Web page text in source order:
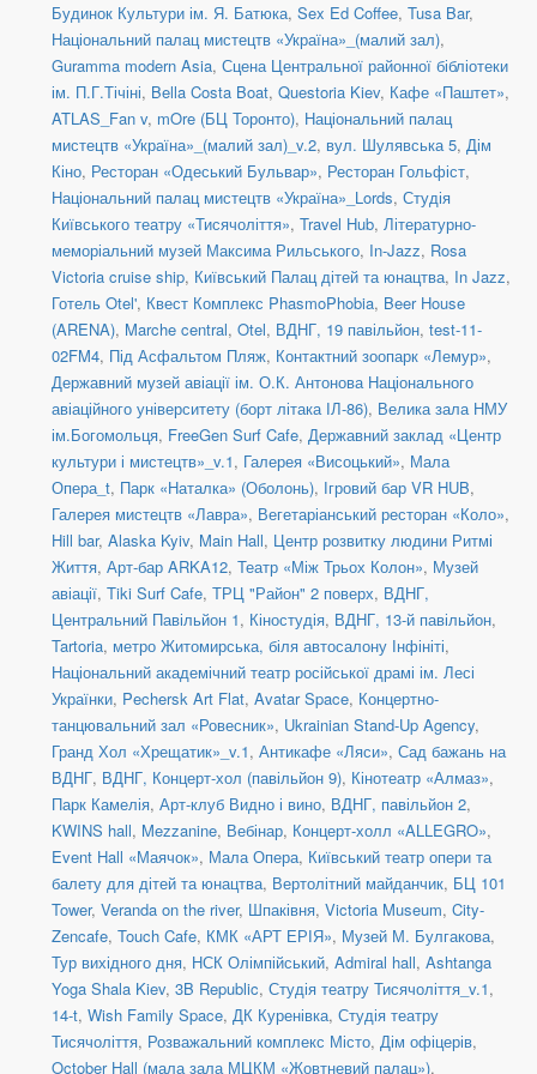
Будинок Культури ім. Я. Батюка, Sex Ed Coffee, Tusa Bar,
Національний палац мистецтв «Україна»_(малий зал),
Guramma modern Asia, Сцена Центральної районної бібліотеки
ім. П.Г.Тічіні, Bella Costa Boat, Questoria Kiev, Кафе «Паштет»,
ATLAS_Fan v, mOre (БЦ Торонто), Національний палац
мистецтв «Україна»_(малий зал)_v.2, вул. Шулявська 5, Дім
Кіно, Ресторан «Одеський Бульвар», Ресторан Гольфіст,
Національний палац мистецтв «Україна»_Lords, Студія
Київського театру «Тисячоліття», Travel Hub, Літературно-
меморіальний музей Максима Рильського, In-Jazz, Rosa
Victoria cruise ship, Київський Палац дітей та юнацтва, In Jazz,
Готель Otel', Квест Комплекс PhasmoPhobia, Beer House
(ARENA), Marche central, Otel, ВДНГ, 19 павільйон, test-11-
02FM4, Під Асфальтом Пляж, Контактний зоопарк «Лемур»,
Державний музей авіації ім. О.К. Антонова Національного
авіаційного університету (борт літака ІЛ-86), Велика зала НМУ
ім.Богомольця, FreeGen Surf Cafe, Державний заклад «Центр
культури і мистецтв»_v.1, Галерея «Висоцький», Мала
Опера_t, Парк «Наталка» (Оболонь), Ігровий бар VR HUB,
Галерея мистецтв «Лавра», Вегетаріанський ресторан «Коло»,
Hill bar, Alaska Kyiv, Main Hall, Центр розвитку людини Ритмі
Життя, Арт-бар ARKA12, Театр «Між Трьох Колон», Музей
авіації, Tiki Surf Cafe, ТРЦ "Район" 2 поверх, ВДНГ,
Центральний Павільйон 1, Кіностудія, ВДНГ, 13-й павільйон,
Tartoria, метро Житомирська, біля автосалону Інфініті,
Національний академічний театр російської драмі ім. Лесі
Українки, Pechersk Art Flat, Avatar Space, Концертно-
танцювальний зал «Ровесник», Ukrainian Stand-Up Agency,
Гранд Хол «Хрещатик»_v.1, Антикафе «Ляси», Сад бажань на
ВДНГ, ВДНГ, Концерт-хол (павільйон 9), Кінотеатр «Алмаз»,
Парк Камелія, Арт-клуб Видно і вино, ВДНГ, павільйон 2,
KWINS hall, Mezzanine, Вебінар, Концерт-холл «ALLEGRO»,
Event Hall «Маячок», Мала Опера, Київський театр опери та
балету для дітей та юнацтва, Вертолітний майданчик, БЦ 101
Tower, Veranda on the river, Шпаківня, Victoria Museum, City-
Zencafe, Touch Cafe, КМК «АРТ ЕРІЯ», Музей М. Булгакова,
Тур вихідного дня, НСК Олімпійський, Admiral hall, Ashtanga
Yoga Shala Kiev, 3B Republic, Студія театру Тисячоліття_v.1,
14-t, Wish Family Space, ДК Куренівка, Студія театру
Тисячоліття, Розважальний комплекс Місто, Дім офіцерів,
October Hall (мала зала МЦКМ «Жовтневий палац»),